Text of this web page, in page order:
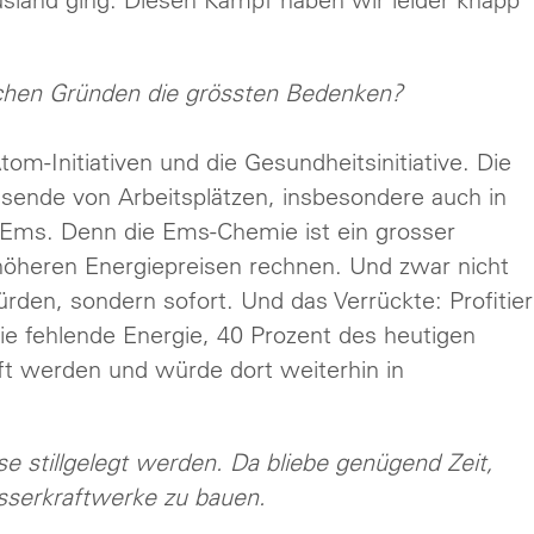
Gründen die grössten Bedenken?
Initiativen und die Gesundheitsinitiative. Die
von Arbeitsplätzen, insbesondere auch in
Denn die Ems-Chemie ist ein grosser
Energiepreisen rechnen. Und zwar nicht
sondern sofort. Und das Verrückte:
fehlende Energie, 40 Prozent des heutigen
werden und würde dort weiterhin in
stillgelegt werden. Da bliebe genügend Zeit,
zu bauen.